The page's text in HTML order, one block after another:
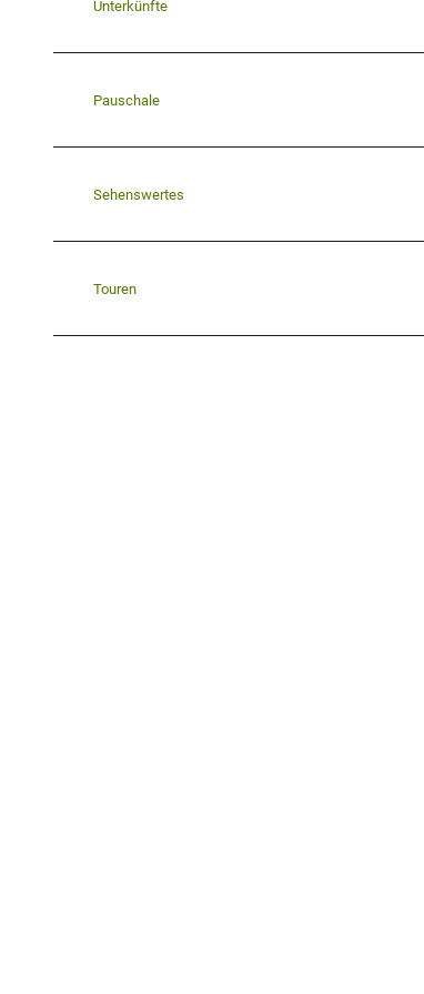
Unterkünfte
Pauschale
Sehenswertes
Touren